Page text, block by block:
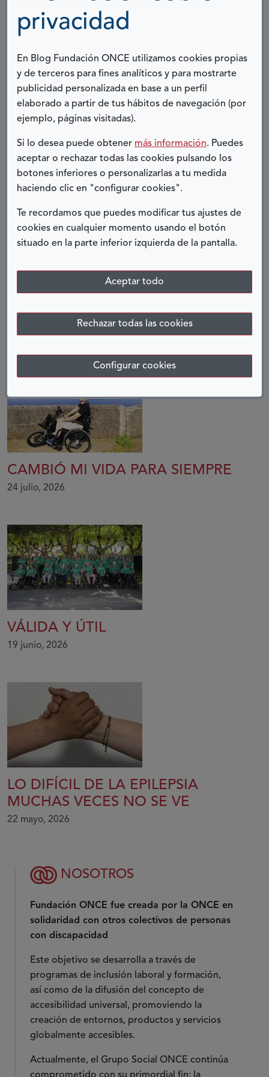
privacidad
En Blog Fundación ONCE utilizamos cookies propias
y de terceros para fines analíticos y para mostrarte
publicidad personalizada en base a un perfil
elaborado a partir de tus hábitos de navegación (por
ejemplo, páginas visitadas).
Si lo desea puede obtener más información. Puedes
aceptar o rechazar todas las cookies pulsando los
botones inferiores o personalizarlas a tu medida
haciendo clic en "configurar cookies".
Te recordamos que puedes modificar tus ajustes de
cookies en cualquier momento usando el botón
situado en la parte inferior izquierda de la pantalla.
Aceptar todo
Rechazar todas las cookies
Configurar cookies
pero no cambio a las personas especiales que están en
mi vida, y que seguramente si mi situación física fuera
Mi lema de vida es el mismo que tenía Pablo Ráez:
Siempre Fuerte
más una
frase que mi cantante favorita lleva tatuada:Mantén tu
luz encendida.
persona con espina bífida y socia de AEBA
COMPARTIR:
Twitter
Facebook
LinkedIn
Telegram
CAMBIÓ MI VIDA PARA SIEMPRE
24 julio, 2026
VÁLIDA Y ÚTIL
19 junio, 2026
LO DIFÍCIL DE LA EPILEPSIA
MUCHAS VECES NO SE VE
22 mayo, 2026
NOSOTROS
Fundación ONCE fue creada por la ONCE en
solidaridad con otros colectivos de personas
con discapacidad
Este objetivo se desarrolla a través de
programas de inclusión laboral y formación,
así como de la difusión del concepto de
accesibilidad universal, promoviendo la
creación de entornos, productos y servicios
globalmente accesibles.
Actualmente, el Grupo Social ONCE continúa
comprometido con su primordial fin: la